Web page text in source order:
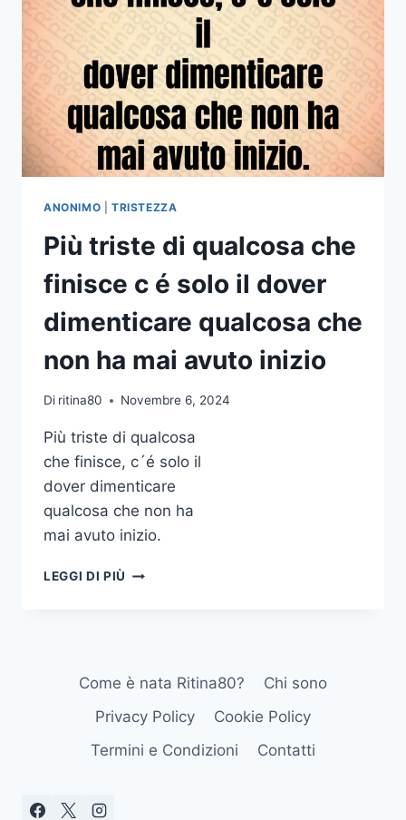
ANONIMO TRISTEZZA
Più triste di qualcosa che
finisce c é solo il dover
dimenticare qualcosa che
non ha mai avuto inizio
Di ritina80 Novembre 6, 2024
Più triste di qualcosa
che finisce, c´é solo il
dover dimenticare
qualcosa che non ha
mai avuto inizio.
LEGGI DI PIÙ PIÙ
C
SOLO
IL
Come è nata Ritina80?
Chi sono
Privacy Policy
Cookie Policy
Termini e Condizioni
Contatti